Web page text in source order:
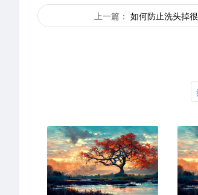
上一篇：如何防止洗头掉